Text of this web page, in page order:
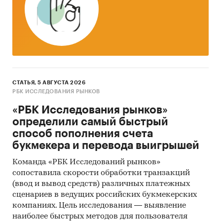
сегменты рынка;
объемы производства;
потребление;
уровень потребительских цен;
характеристика крупнейших
производителей.
Объект исследования
Российский рынок плодоовощных консервов и
замороженной продукции
Метод сбора данных
Мониторинг материалов печатных и
СТАТЬЯ, 5 АВГУСТА 2026
РБК ИССЛЕДОВАНИЯ РЫНКОВ
«РБК Исследования рынков»
определили самый быстрый
способ пополнения счета
букмекера и перевода выигрышей
Команда «РБК Исследований рынков»
сопоставила скорости обработки транзакций
(ввод и вывод средств) различных платежных
сценариев в ведущих российских букмекерских
компаниях. Цель исследования — выявление
наиболее быстрых методов для пользователя